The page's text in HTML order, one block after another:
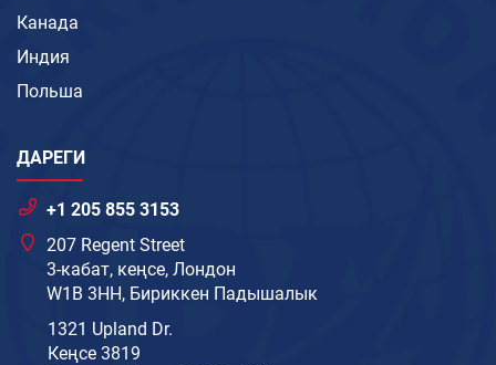
Канада
Индия
Польша
ДАРЕГИ
+1 205 855 3153
207 Regent Street
3-кабат, кеңсе, Лондон
W1B 3HH, Бириккен Падышалык
1321 Upland Dr.
Кеңсе 3819